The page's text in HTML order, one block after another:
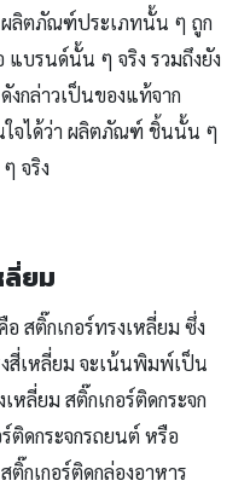
ผลิตภัณฑ์ประเภทนั้น ๆ ถูก
บรนด์นั้น ๆ จริง รวมถึงยัง
กล่าวเป็นของแท้จาก
ใจได้ว่า ผลิตภัณฑ์ ชิ้นนั้น ๆ
จริง
ยม
สติ๊กเกอร์ทรงเหลี่ยม ซึ่ง
สี่เหลี่ยม จะเน้นพิมพ์เป็น
หลี่ยม สติ๊กเกอร์ติดกระจก
ติดกระจกรถยนต์ หรือ
ติ๊กเกอร์ติดกล่องอาหาร